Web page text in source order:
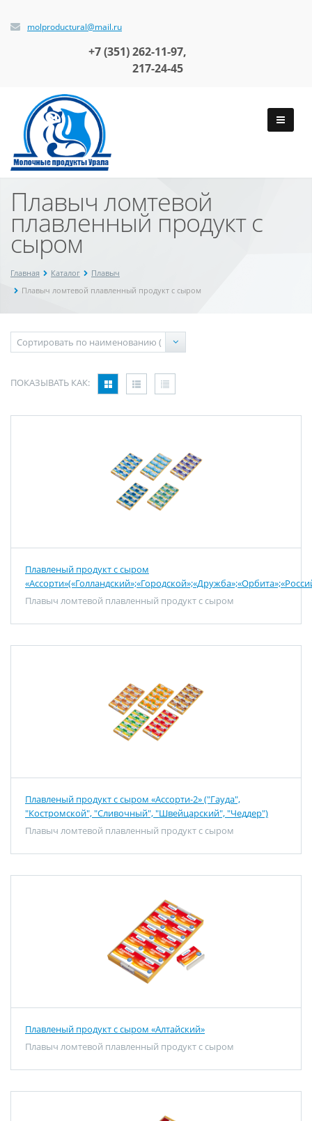
molproductural@mail.ru
+7 (351)262-11-97,
217-24-45
Плавыч ломтевой
плавленный продукт с
сыром
Главная Каталог
Плавыч
Плавыч ломтевой плавленный продукт с сыром
ПОКАЗЫВАТЬ КАК:
Плавленый продукт с сыром
Плавыч ломтевой плавленный продукт с сыром
Плавленый продукт с сыром «Ассорти-2» ("Гауда",
"Костромской", "Сливочный", "Швейцарский", "Чеддер")
Плавыч ломтевой плавленный продукт с сыром
Плавленый продукт с сыром «Алтайский»
Плавыч ломтевой плавленный продукт с сыром